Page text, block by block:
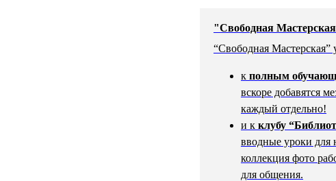
"Свободная
“Свободная Мастерская”
к полным
вскоре добавятся
каждый отдельно!
и к клубу
вводные уроки для
коллекция фото
для общения.